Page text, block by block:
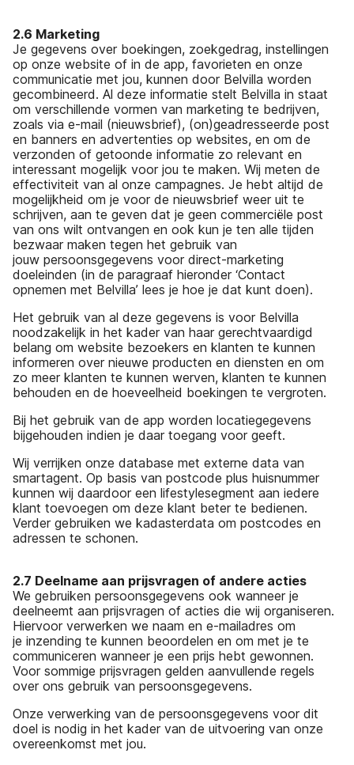
2.6 Marketing
Je gegevens over boekingen, zoekgedrag, instellingen
op onze website of in de app, favorieten en onze
communicatie met jou, kunnen door Belvilla worden
gecombineerd. Al deze informatie stelt Belvilla in staat
om verschillende vormen van marketing te bedrijven,
zoals via e-mail (nieuwsbrief), (on)geadresseerde post
en banners en advertenties op websites, en om de
verzonden of getoonde informatie zo relevant en
interessant mogelijk voor jou te maken. Wij meten de
effectiviteit van al onze campagnes. Je hebt altijd de
mogelijkheid om je voor de nieuwsbrief weer uit te
schrijven, aan te geven dat je geen commerciële post
van ons wilt ontvangen en ook kun je ten alle tijden
bezwaar maken tegen het gebruik van
jouw persoonsgegevens voor direct-marketing
doeleinden (in de paragraaf hieronder ‘Contact
opnemen met Belvilla’ lees je hoe je dat kunt doen).
Het gebruik van al deze gegevens is voor Belvilla
noodzakelijk in het kader van haar gerechtvaardigd
belang om website bezoekers en klanten te kunnen
informeren over nieuwe producten en diensten en om
zo meer klanten te kunnen werven, klanten te kunnen
behouden en de hoeveelheid boekingen te vergroten.
Bij het gebruik van de app worden locatiegegevens
bijgehouden indien je daar toegang voor geeft.
Wij verrijken onze database met externe data van
smartagent. Op basis van postcode plus huisnummer
kunnen wij daardoor een lifestylesegment aan iedere
klant toevoegen om deze klant beter te bedienen.
Verder gebruiken we kadasterdata om postcodes en
adressen te schonen.
2.7 Deelname aan prijsvragen of andere acties
We gebruiken persoonsgegevens ook wanneer je
deelneemt aan prijsvragen of acties die wij organiseren.
Hiervoor verwerken we naam en e-mailadres om
je inzending te kunnen beoordelen en om met je te
communiceren wanneer je een prijs hebt gewonnen.
Voor sommige prijsvragen gelden aanvullende regels
over ons gebruik van persoonsgegevens.
Onze verwerking van de persoonsgegevens voor dit
doel is nodig in het kader van de uitvoering van onze
overeenkomst met jou.